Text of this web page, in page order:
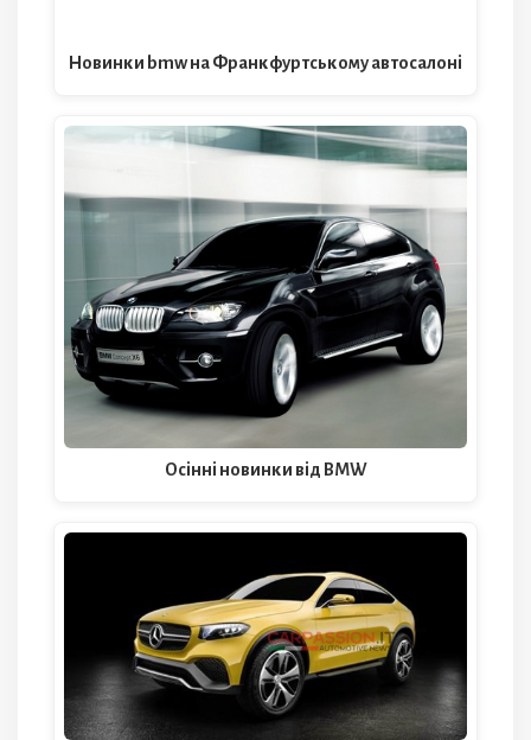
Новинки bmw на Франкфуртському автосалоні
Осінні новинки від BMW